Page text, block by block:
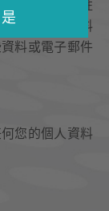
電子郵件上註
也會在該資料
料或電子郵件
您的個人資料